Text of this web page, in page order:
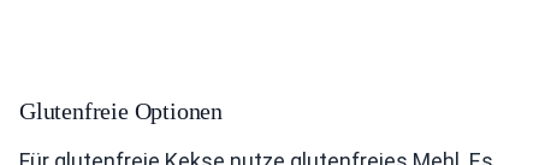
Glutenfreie Optionen